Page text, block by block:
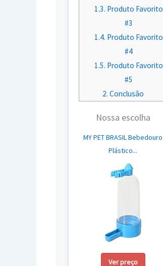
1.3. Produto Favorito
#3
1.4. Produto Favorito
#4
1.5. Produto Favorito
#5
2. Conclusão
Nossa escolha
MY PET BRASIL Bebedouro
Plástico...
Ver preço